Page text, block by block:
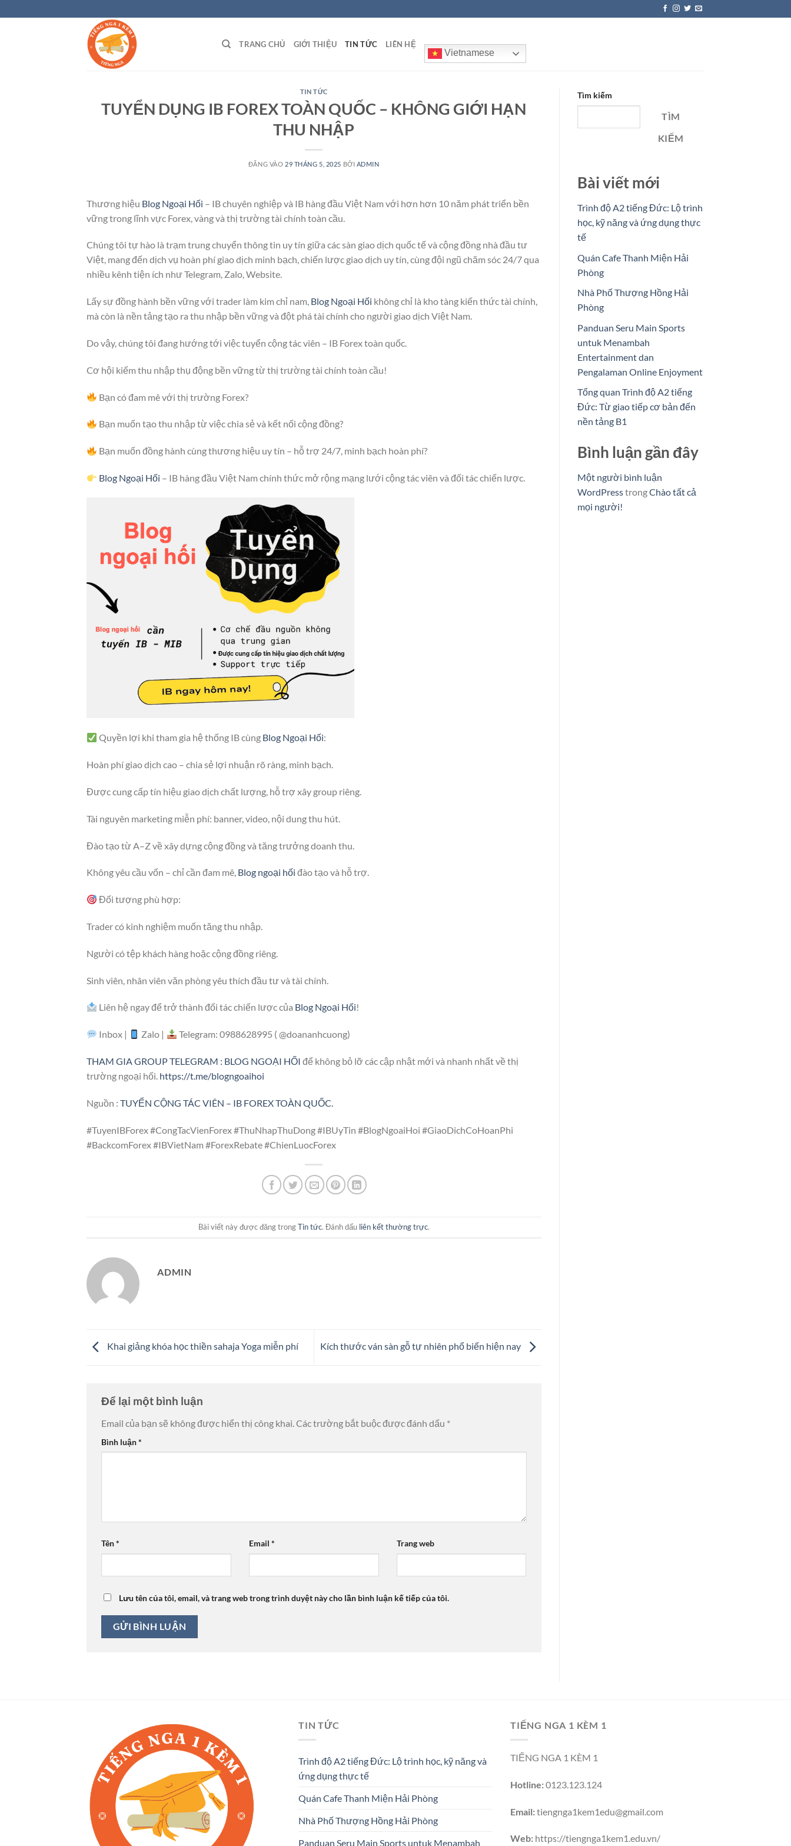
qua
TRANG CHỦ GIỚI THIỆU TIN TỨC LIÊN HỆ
Vietnamese
TIN TỨC
TUYỂN DỤNG IB FOREX TOÀN QUỐC – KHÔNG GIỚI HẠN
THU NHẬP
ĐĂNG VÀO 29 THÁNG 5, 2025 BỞI ADMIN
Thương hiệu Blog Ngoại Hối – IB chuyên nghiệp và IB hàng đầu Việt Nam với hơn hơn 10 năm phát triển bền
vững trong lĩnh vực Forex, vàng và thị trường tài chính toàn cầu.
Chúng tôi tự hào là trạm trung chuyển thông tin uy tín giữa các sàn giao dịch quốc tế và cộng đồng nhà đầu tư
Việt, mang đến dịch vụ hoàn phí giao dịch minh bạch, chiến lược giao dịch uy tín, cùng đội ngũ chăm sóc 24/7 qua
nhiều kênh tiện ích như Telegram, Zalo, Website.
Lấy sự đồng hành bền vững với trader làm kim chỉ nam, Blog Ngoại Hối không chỉ là kho tàng kiến thức tài chính,
mà còn là nền tảng tạo ra thu nhập bền vững và đột phá tài chính cho người giao dịch Việt Nam.
Do vậy, chúng tôi đang hướng tới việc tuyển cộng tác viên – IB Forex toàn quốc.
Cơ hội kiếm thu nhập thụ động bền vững từ thị trường tài chính toàn cầu!
Bạn có đam mê với thị trường Forex?
Bạn muốn tạo thu nhập từ việc chia sẻ và kết nối cộng đồng?
Bạn muốn đồng hành cùng thương hiệu uy tín – hỗ trợ 24/7, minh bạch hoàn phí?
Blog Ngoại Hối – IB hàng đầu Việt Nam chính thức mở rộng mạng lưới cộng tác viên và đối tác chiến lược.
Quyền lợi khi tham gia hệ thống IB cùng Blog Ngoại Hối:
Hoàn phí giao dịch cao – chia sẻ lợi nhuận rõ ràng, minh bạch.
Được cung cấp tín hiệu giao dịch chất lượng, hỗ trợ xây group riêng.
Tài nguyên marketing miễn phí: banner, video, nội dung thu hút.
Đào tạo từ A–Z về xây dựng cộng đồng và tăng trưởng doanh thu.
Không yêu cầu vốn – chỉ cần đam mê, Blog ngoại hối đào tạo và hỗ trợ.
Đối tượng phù hợp:
Trader có kinh nghiệm muốn tăng thu nhập.
Người có tệp khách hàng hoặc cộng đồng riêng.
Sinh viên, nhân viên văn phòng yêu thích đầu tư và tài chính.
Liên hệ ngay để trở thành đối tác chiến lược của Blog Ngoại Hối!
Inbox | Zalo | Telegram: 0988628995 ( @doananhcuong)
THAM GIA GROUP TELEGRAM : BLOG NGOẠI HỐI để không bỏ lỡ các cập nhật mới và nhanh nhất về thị
trường ngoại hối. https://t.me/blogngoaihoi
Nguồn : TUYỂN CỘNG TÁC VIÊN – IB FOREX TOÀN QUỐC.
#TuyenIBForex #CongTacVienForex #ThuNhapThuDong #IBUyTin #BlogNgoaiHoi #GiaoDichCoHoanPhi
#BackcomForex #IBVietNam #ForexRebate #ChienLuocForex
Bài viết này được đăng trongTin tức. Đánh dấu liên kết thường trực.
ADMIN
Khai giảng khóa học thiền sahaja Yoga miễn phí Kích thước ván sàn gỗ tự nhiên phổ biến hiện nay
Để lại một bình luận
Email của bạn sẽ không được hiển thị công khai. Các trường bắt buộc được đánh dấu *
Bình luận*
Tên* Email * Trang web
Lưu tên của tôi, email, và trang web trong trình duyệt này cho lần bình luận kế tiếp của tôi.
Tìm kiếm
TÌM
KIẾM
Bài viết mới
Trình độ A2 tiếng Đức: Lộ trình
học, kỹ năng và ứng dụng thực
tế
Quán Cafe Thanh Miện Hải
Phòng
Nhà Phố Thượng Hồng Hải
Phòng
Panduan Seru Main Sports
untuk Menambah
Entertainment dan
Pengalaman Online Enjoyment
Tổng quan Trình độ A2 tiếng
Đức: Từ giao tiếp cơ bản đến
nền tảng B1
Bình luận gần đây
Một người bình luận
WordPresstrongChào tất cả
mọi người!
TIN TỨC
Trình độ A2 tiếng Đức: Lộ trình học, kỹ năng và
ứng dụng thực tế
Quán Cafe Thanh Miện Hải Phòng
Nhà Phố Thượng Hồng Hải Phòng
Panduan Seru Main Sports untuk Menambah
TIẾNG NGA 1 KÈM 1
TIẾNG NGA 1 KÈM 1
Hotline:0123.123.124
Email:tiengnga1kem1edu@gmail.com
Web: https://tiengnga1kem1.edu.vn/